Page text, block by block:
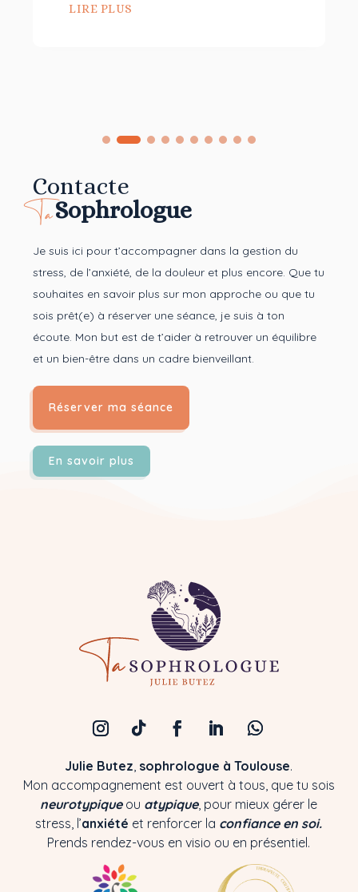
LIRE PLUS
Contacte
Sophrologue
Ta
Je suis ici pour t’accompagner dans la gestion du
stress, de l’anxiété, de la douleur et plus encore. Que tu
souhaites en savoir plus sur mon approche ou que tu
sois prêt(e) à réserver une séance, je suis à ton
écoute. Mon but est de t’aider à retrouver un équilibre
et un bien-être dans un cadre bienveillant.
Réserver ma séance
En savoir plus
Julie Butez sophrologue à Toulouse.
Mon accompagnement est ouvert à tous, que tu sois
neurotypiqueou atypique, pour mieux gérer le
stress, l’anxiété et renforcer la confiance en soi.
Prends rendez-vous en visio ou en présentiel.